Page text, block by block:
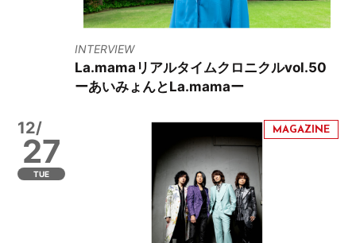
INTERVIEW
La.mamaリアルタイムクロニクルvol.50
ーあいみょんとLa.mamaー
12/
27
TUE